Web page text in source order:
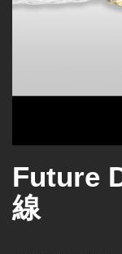
Future
線